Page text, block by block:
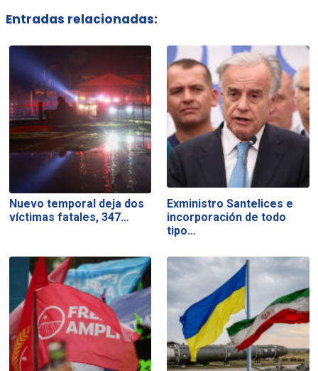
Entradas relacionadas:
Nuevo temporal deja dos
víctimas fatales, 347…
Exministro Santelices e
incorporación de todo
tipo…